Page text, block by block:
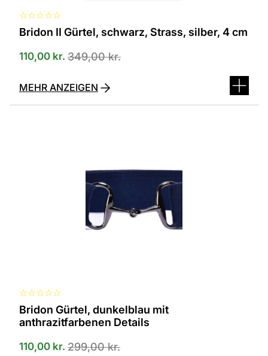
☆☆☆☆☆
Bridon II Gürtel, schwarz, Strass, silber, 4 cm
349,00kr.
110,00 kr.
MEHR ANZEIGEN
☆☆☆☆☆
Bridon Gürtel, dunkelblau mit
anthrazitfarbenen Details
299,00kr.
110,00 kr.